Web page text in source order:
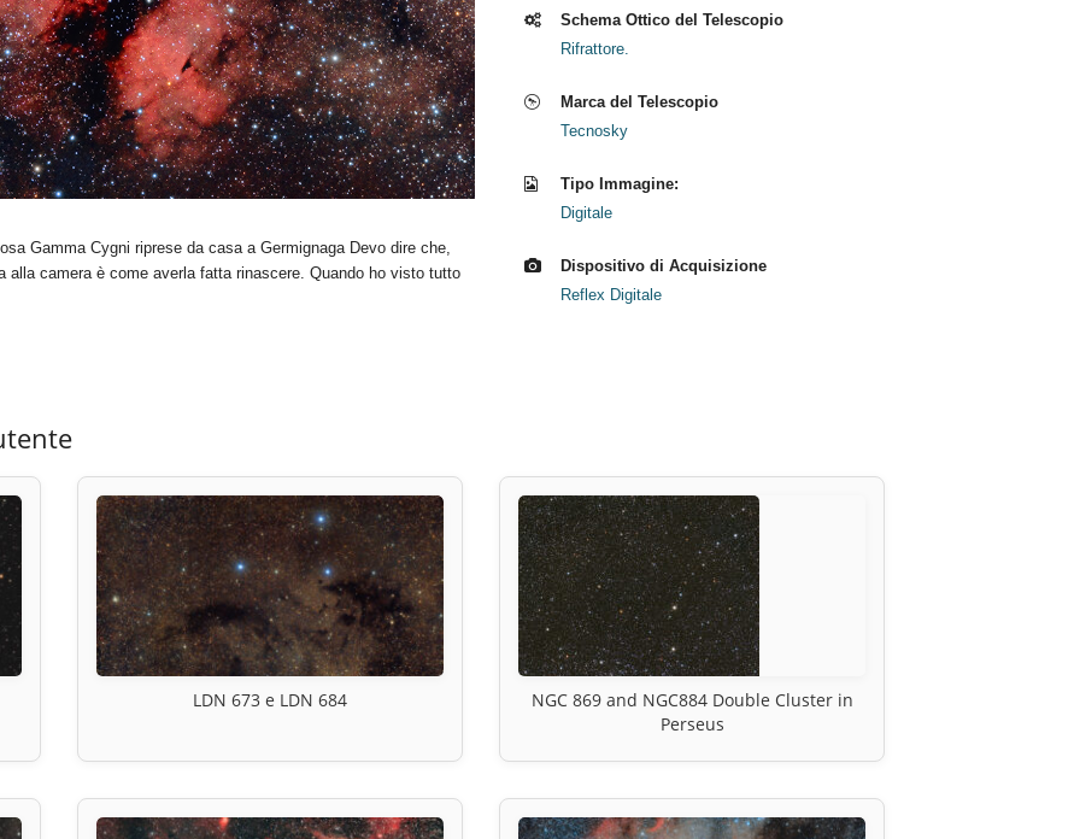
Gamma Cygni riprese da casa a Germignaga Devo dire che,
camera è come averla fatta rinascere. Quando ho visto tutto
Schema Ottico del Telescopio
Rifrattore.
Marca del Telescopio
Tecnosky
Tipo Immagine:
Digitale
Dispositivo di Acquisizione
Reflex Digitale
LDN 673 e LDN 684
NGC 869 and NGC884 Double Cluster in
Perseus